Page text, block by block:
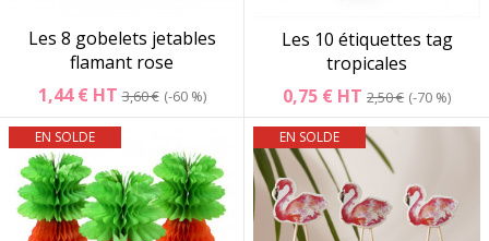
Les 8 gobelets jetables
flamant rose
1,44 € HT3,60 € -60 %
Les 10 étiquettes tag
tropicales
0,75 € HT 2,50 € -70 %
EN SOLDE EN SOLDE